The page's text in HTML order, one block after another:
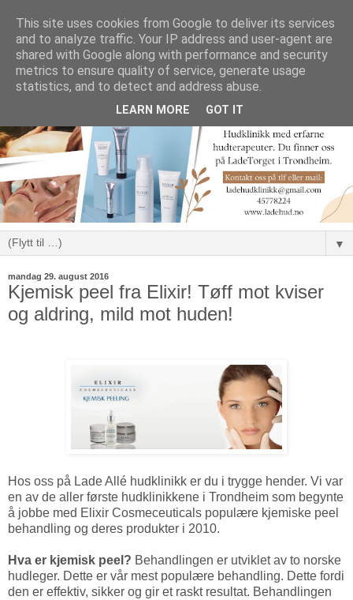
▼
mandag 29. august 2016
Kjemisk peel fra Elixir! Tøff mot kviser
og aldring, mild mot huden!
Hos oss på Lade Allé hudklinikk er du i trygge hender. Vi var
en av de aller første hudklinikkene i Trondheim som begynte
å jobbe med Elixir Cosmeceuticals populære kjemiske peel
behandling og deres produkter i 2010.
Hva er kjemisk peel? Behandlingen er utviklet av to norske
hudleger. Dette er vår mest populære behandling. Dette fordi
den er effektiv, sikker og gir et raskt resultat. Behandlingen
This site uses cookies from Google to deliver its services
and to analyze traffic. Your IP address and user-agent are
shared with Google along with performance and security
metrics to ensure quality of service, generate usage
statistics, and to detect and address abuse.
LEARN MORE GOT IT